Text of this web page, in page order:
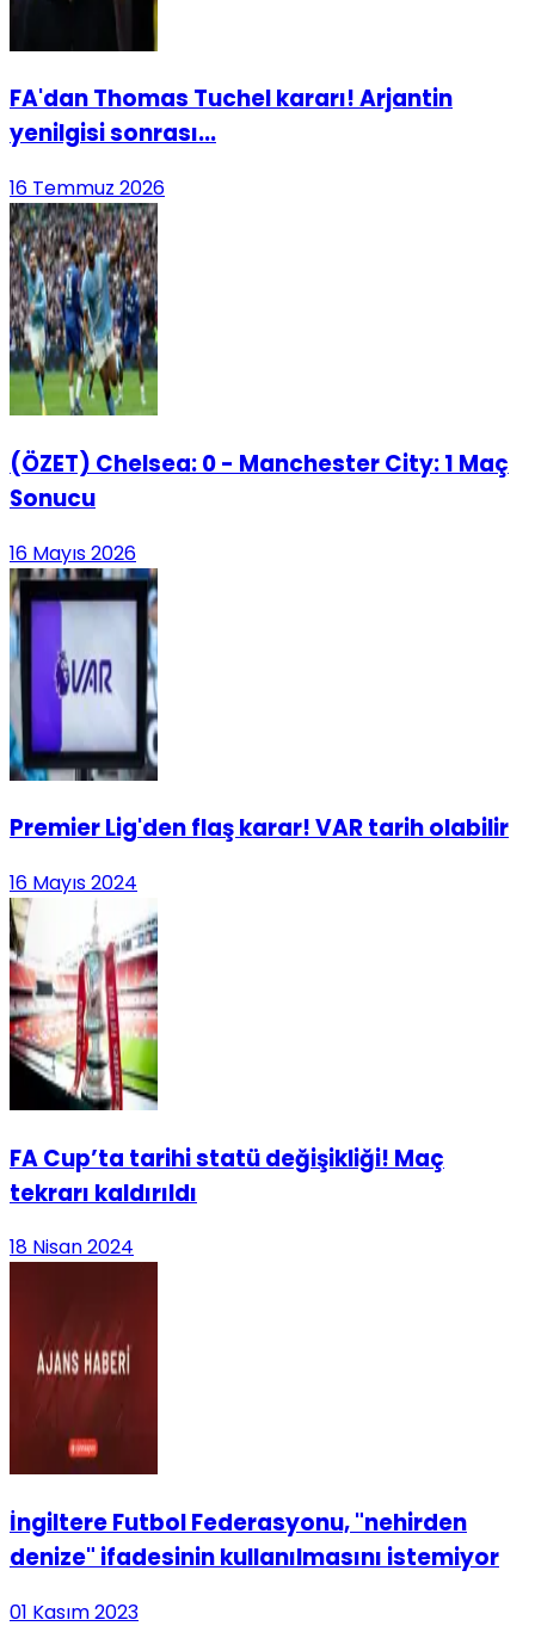
FA'dan Thomas Tuchel kararı! Arjantin
yenilgisi sonrası...
16 Temmuz 2026
(ÖZET) Chelsea: 0 - Manchester City: 1 Maç
Sonucu
16 Mayıs 2026
Premier Lig'den flaş karar! VAR tarih olabilir
16 Mayıs 2024
FA Cup’ta tarihi statü değişikliği! Maç
tekrarı kaldırıldı
18 Nisan 2024
İngiltere Futbol Federasyonu, "nehirden
denize" ifadesinin kullanılmasını istemiyor
01 Kasım 2023